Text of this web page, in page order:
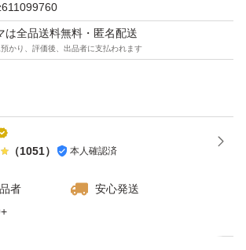
断りしています。
は全品送料無料・匿名配送
かり、評価後、出品者に支払われます
（1051） 本人確認済
者
安心発送